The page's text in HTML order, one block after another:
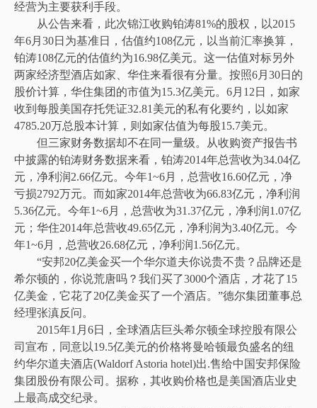
经营为主要获利手段。
从公告来看，此次锦江收购铂涛81%的股权，以2015
年6月30日为基准日，估值约108亿元，以当前汇率换算，
铂涛108亿元的估值约为16.98亿美元。这一估值对标另外
两家经济型酒店如家、华住来看很有分量。按照6月30日的
股价计算，华住集团的市值为15.3亿美元。6月12日，如家
收到每股美国存托凭证32.81美元的私有化要约，以如家
4785.20万总股本计算，则如家估值为每股15.7美元。
但三家财务数据却不在同一量级。从收购资产报告书
中披露的铂涛财务数据来看，铂涛2014年总营收为34.04亿
元，净利润2.66亿元。今年1~6月，总营收16.60亿元，净
亏损2792万元。而如家2014年总营收为66.83亿元，净利润
5.36亿元。今年1~6月，总营收为31.37亿元，净利润1.07亿
元；华住2014年总营收49.65亿元，净利润为3.40亿元。今
年1~6月，总营收26.68亿元，净利润1.56亿元。
“安邦20亿美金买一个华尔道夫你说贵不贵？品牌还是
希尔顿的，你说荒唐吗？我们买了3000个酒店，才花了15
亿美金，它花了20亿美金买了一个酒店。”德尔集团董事总
经理张滇反问。
2015年1月6日，全球酒店巨头希尔顿全球控股有限公
司宣布，同意以19.5亿美元的价格将曼哈顿最负盛名的纽
约华尔道夫酒店(Waldorf Astoria hotel)出.售给中国安邦保险
集团股份有限公司。据称，其收购价格也是美国酒店业史
上最高成交纪录。